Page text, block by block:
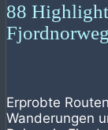
88
Erprobte
Wanderungen